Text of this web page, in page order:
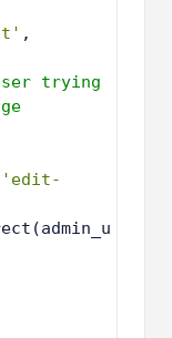
trying
'edit-